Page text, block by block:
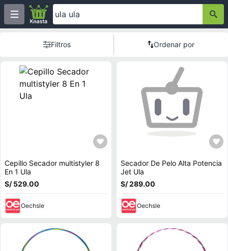
Filtros Ordenar por
Cepillo Secador multistyler 8
En 1 Ula
S/ 529.00
Oechsle
Secador De Pelo Alta Potencia
Jet Ula
S/ 289.00
Oechsle